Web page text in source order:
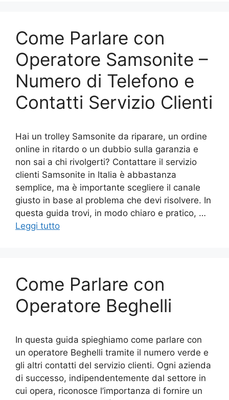
Come Parlare con
Operatore Samsonite –
Numero di Telefono e
Contatti Servizio Clienti
Hai un trolley Samsonite da riparare, un ordine
online in ritardo o un dubbio sulla garanzia e
non sai a chi rivolgerti? Contattare il servizio
clienti Samsonite in Italia è abbastanza
semplice, ma è importante scegliere il canale
giusto in base al problema che devi risolvere. In
questa guida trovi, in modo chiaro e pratico, …
Leggi tutto
Come Parlare con
Operatore Beghelli
In questa guida spieghiamo come parlare con
un operatore Beghelli tramite il numero verde e
gli altri contatti del servizio clienti. Ogni azienda
di successo, indipendentemente dal settore in
cui opera, riconosce l’importanza di fornire un